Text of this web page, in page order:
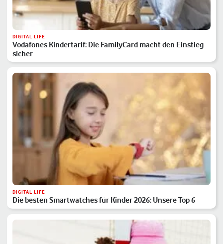
DIGITAL LIFE
Vodafones Kindertarif: Die FamilyCard macht den Einstieg
sicher
DIGITAL LIFE
Die besten Smartwatches für Kinder 2026: Unsere Top 6